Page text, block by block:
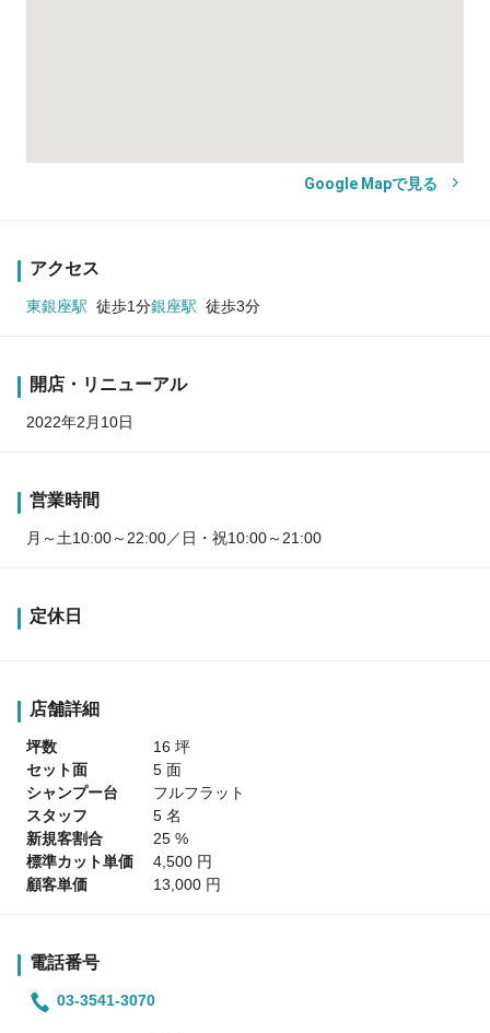
Google Mapで見る
アクセス
東銀座駅 徒歩1分銀座駅 徒歩3分
開店・リニューアル
2022年2月10日
営業時間
月～土10:00～22:00／日・祝10:00～21:00
定休日
店舗詳細
坪数
16 坪
セット面
5 面
シャンプー台
フルフラット
スタッフ
5 名
新規客割合
25 %
標準カット単価
4,500 円
顧客単価
13,000 円
電話番号
03-3541-3070